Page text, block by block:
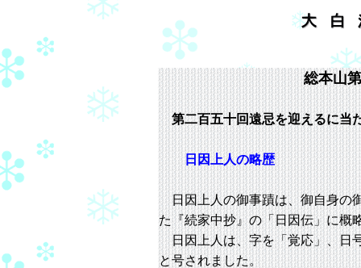
総本山
第二百五十回遠忌を迎えるに当
日因上人の略歴
日因上人の御事蹟は、御自身の
た『続家中抄』の「日因伝」に概
日因上人は、字を「覚応」、日
と号されました。